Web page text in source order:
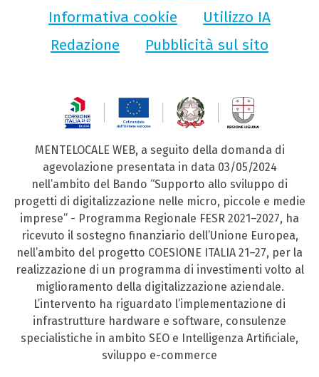
Informativa cookie
Utilizzo IA
Redazione
Pubblicità sul sito
MENTELOCALE WEB, a seguito della domanda di
agevolazione presentata in data 03/05/2024
nell’ambito del Bando “Supporto allo sviluppo di
progetti di digitalizzazione nelle micro, piccole e medie
imprese” - Programma Regionale FESR 2021–2027, ha
ricevuto il sostegno finanziario dell’Unione Europea,
nell’ambito del progetto COESIONE ITALIA 21–27, per la
realizzazione di un programma di investimenti volto al
miglioramento della digitalizzazione aziendale.
L’intervento ha riguardato l’implementazione di
infrastrutture hardware e software, consulenze
specialistiche in ambito SEO e Intelligenza Artificiale,
sviluppo e-commerce